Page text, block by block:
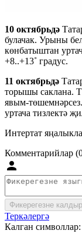
10 октябрьдә
булачак. Урыны
көнбатыштан
+8..+13˚ градус.
11 октябрьдә
торышы саклана.
явым-
уртача тизлектә
Интертат
Комментарийлар
Фикерегезне
Теркәлергә
Калган символлар: